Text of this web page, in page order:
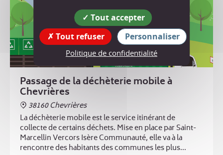
Passage de la déchèterie mobile à
Chevrières
38160 Chevrières
La déchèterie mobile est le service itinérant de
collecte de certains déchets. Mise en place par Saint-
Marcellin Vercors Isère Communauté, elle va à la
rencontre des habitants des communes les plus
Tout accepter
Tout refuser
Personnaliser
Politique de confidentialité